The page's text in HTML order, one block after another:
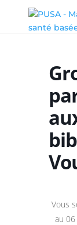
Vous
au 06